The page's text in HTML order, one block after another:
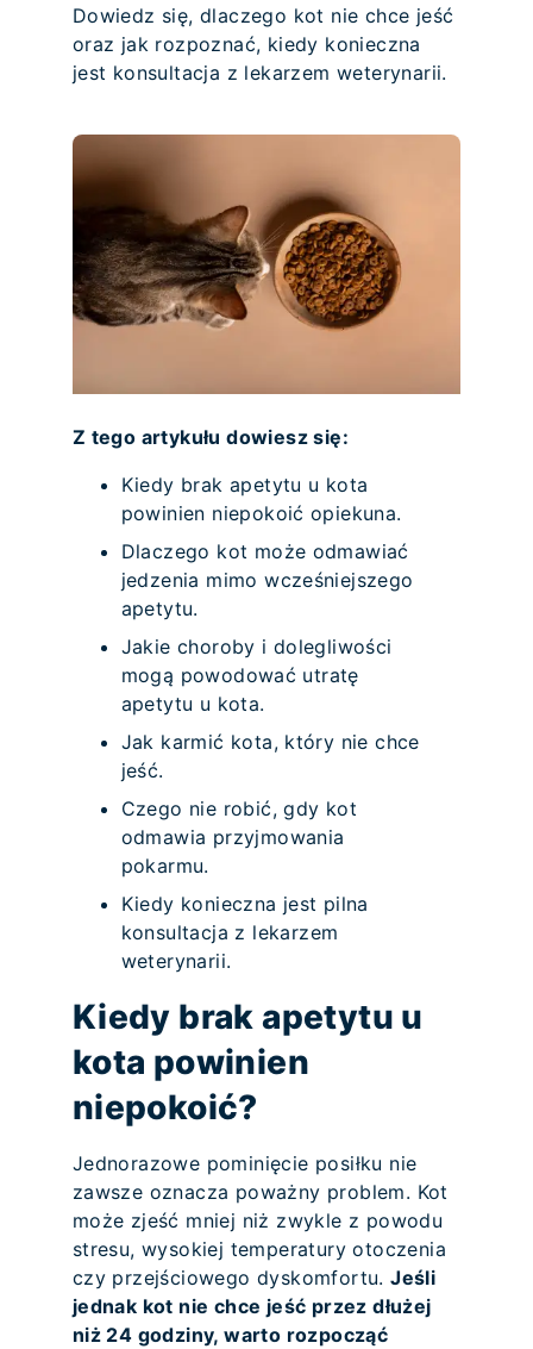
Dowiedz się, dlaczego kot nie chce jeść
oraz jak rozpoznać, kiedy konieczna
jest konsultacja z lekarzem weterynarii.
Z tego artykułu dowiesz się:
Kiedy brak apetytu u kota
powinien niepokoić opiekuna.
Dlaczego kot może odmawiać
jedzenia mimo wcześniejszego
apetytu.
Jakie choroby i dolegliwości
mogą powodować utratę
apetytu u kota.
Jak karmić kota, który nie chce
jeść.
Czego nie robić, gdy kot
odmawia przyjmowania
pokarmu.
Kiedy konieczna jest pilna
konsultacja z lekarzem
weterynarii.
Kiedy brak apetytu u
kota powinien
niepokoić?
Jednorazowe pominięcie posiłku nie
zawsze oznacza poważny problem. Kot
może zjeść mniej niż zwykle z powodu
stresu, wysokiej temperatury otoczenia
czy przejściowego dyskomfortu.Jeśli
jednak kot nie chce jeść przez dłużej
niż 24 godziny, warto rozpocząć